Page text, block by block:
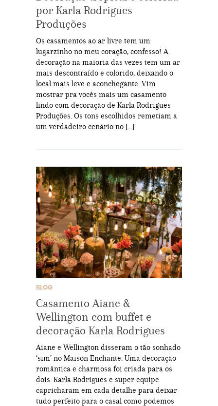
por Karla Rodrigues
Produções
Os casamentos ao ar livre tem um
lugarzinho no meu coração, confesso! A
decoração na maioria das vezes tem um ar
mais descontraído e colorido, deixando o
local mais leve e aconchegante. Vim
mostrar pra vocês mais um casamento
lindo com decoração de Karla Rodrigues
Produções. Os tons escolhidos remetiam a
um verdadeiro cenário no […]
BLOG
Casamento Aiane &
Wellington com buffet e
decoração Karla Rodrigues
Aiane e Wellington disseram o tão sonhado
‘sim’ no Maison Enchante. Uma decoração
romântica e charmosa foi criada para os
dois. Karla Rodrigues e super equipe
capricharam em cada detalhe para deixar
tudo perfeito para o casal como podemos